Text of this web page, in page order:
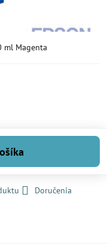
ml Magenta
Doručenia